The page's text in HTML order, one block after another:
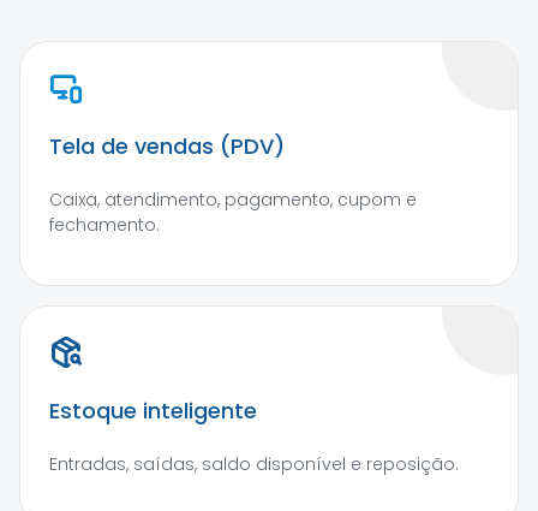
Tela de vendas (PDV)
Caixa, atendimento, pagamento, cupom e
fechamento.
Estoque inteligente
Entradas, saídas, saldo disponível e reposição.